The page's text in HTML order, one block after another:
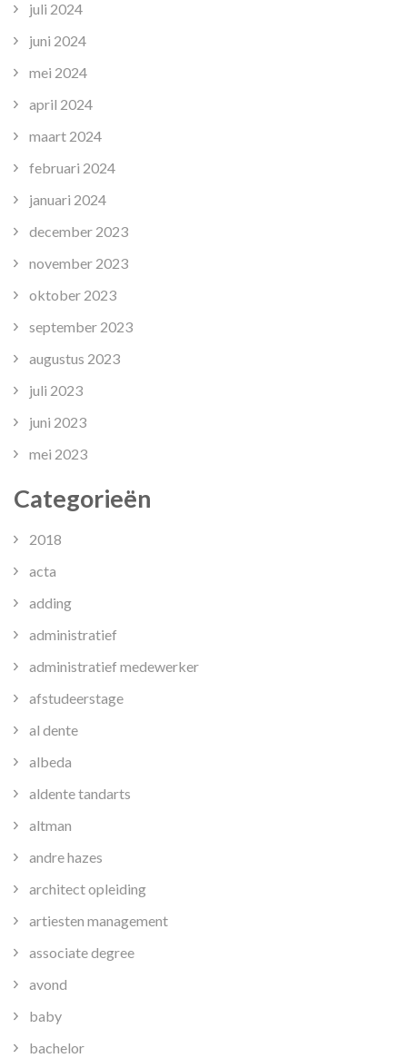
juli 2024
juni 2024
mei 2024
april 2024
maart 2024
februari 2024
januari 2024
december 2023
november 2023
oktober 2023
september 2023
augustus 2023
juli 2023
juni 2023
mei 2023
Categorieën
2018
acta
adding
administratief
administratief medewerker
afstudeerstage
al dente
albeda
aldente tandarts
altman
andre hazes
architect opleiding
artiesten management
associate degree
avond
baby
bachelor